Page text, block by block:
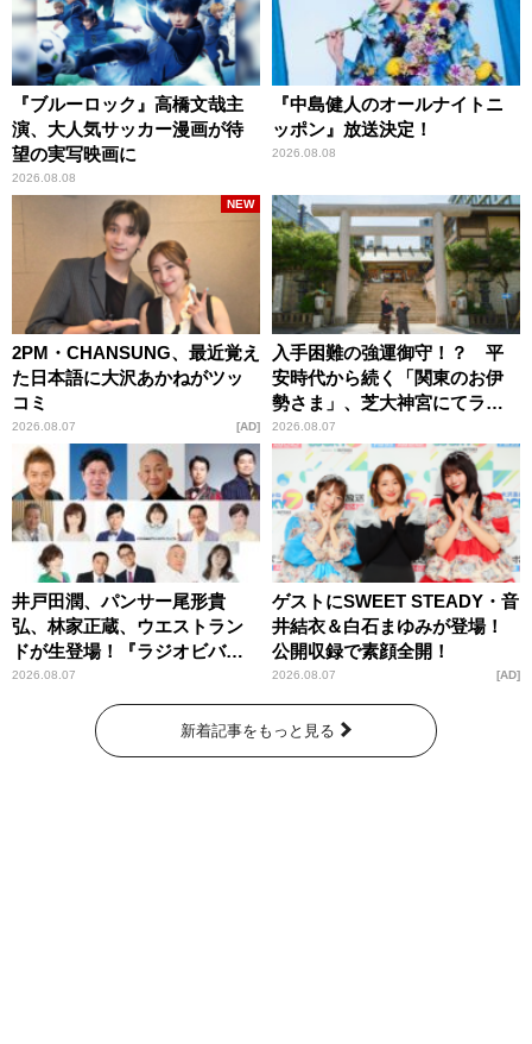
『ブルーロック』高橋文哉主
演、大人気サッカー漫画が待
望の実写映画に
2026.08.08
『中島健人のオールナイトニ
ッポン』放送決定！
2026.08.08
2PM・CHANSUNG、最近覚え
た日本語に大沢あかねがツッ
コミ
2026.08.07
NEW
AD
入手困難の強運御守！？ 平
安時代から続く「関東のお伊
勢さま」、芝大神宮にてラン
パンプスが合格祈願！
2026.08.07
井戸田潤、パンサー尾形貴
弘、林家正蔵、ウエストラン
ドが生登場！『ラジオビバリ
ー昼ズ』
2026.08.07
ゲストにSWEET STEADY・音
井結衣＆白石まゆみが登場！
公開収録で素顔全開！
2026.08.07 AD
新着記事をもっと見る